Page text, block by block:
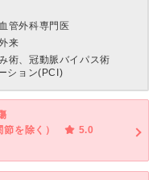
管外科専門医
来
術、冠動脈バイパス術
ション(PCI)
を除く）
5.0